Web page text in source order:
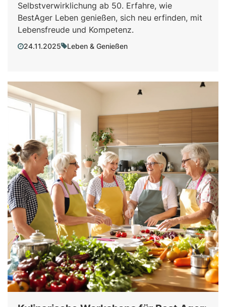
Selbstverwirklichung ab 50. Erfahre, wie
BestAger Leben genießen, sich neu erfinden, mit
Lebensfreude und Kompetenz.
24.11.2025 Leben & Genießen